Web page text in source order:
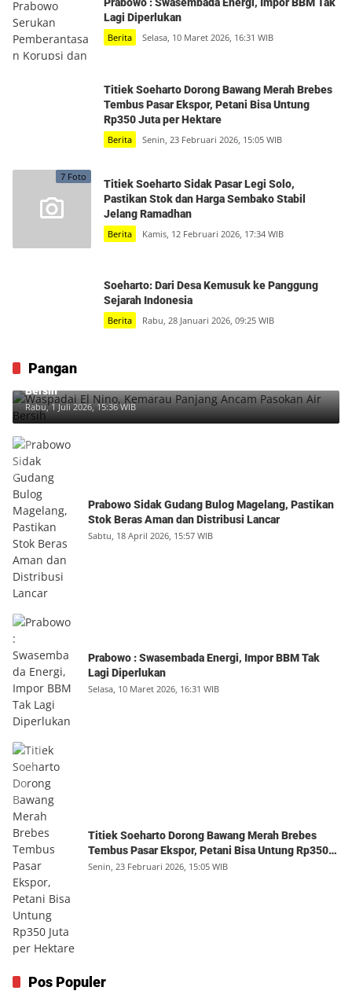
Lagi Diperlukan
Berita Selasa, 10 Maret 2026, 16:31 WIB
Titiek Soeharto Dorong Bawang Merah Brebes
Tembus Pasar Ekspor, Petani Bisa Untung
Rp350 Juta per Hektare
Berita Senin, 23 Februari 2026, 15:05 WIB
7 Foto
Titiek Soeharto Sidak Pasar Legi Solo,
Pastikan Stok dan Harga Sembako Stabil
Jelang Ramadhan
Berita Kamis, 12 Februari 2026, 17:34 WIB
Soeharto: Dari Desa Kemusuk ke Panggung
Sejarah Indonesia
Berita Rabu, 28 Januari 2026, 09:25 WIB
Pangan
Waspadai El Nino, Kemarau Panjang Ancam Pasokan Air
Bersih
Rabu, 1 Juli 2026, 15:36 WIB
Prabowo Sidak Gudang Bulog Magelang, Pastikan
Stok Beras Aman dan Distribusi Lancar
Sabtu, 18 April 2026, 15:57 WIB
Prabowo : Swasembada Energi, Impor BBM Tak
Lagi Diperlukan
Selasa, 10 Maret 2026, 16:31 WIB
Titiek Soeharto Dorong Bawang Merah Brebes
Tembus Pasar Ekspor, Petani Bisa Untung Rp350
Juta per Hektare
Senin, 23 Februari 2026, 15:05 WIB
Pos Populer
1 SD Inpres yang Berbuah Hadiah Nobel